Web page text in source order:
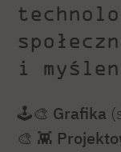
i
🕹🎨 Grafika
🎨 👾